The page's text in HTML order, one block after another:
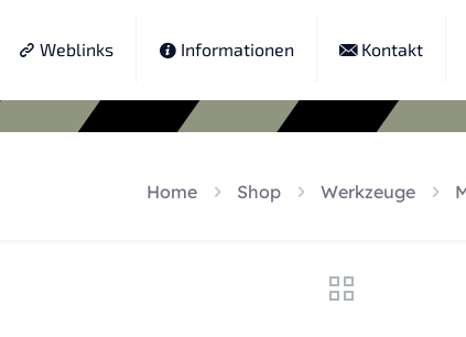
Weblinks Informationen Kontakt
Home Shop Werkzeuge